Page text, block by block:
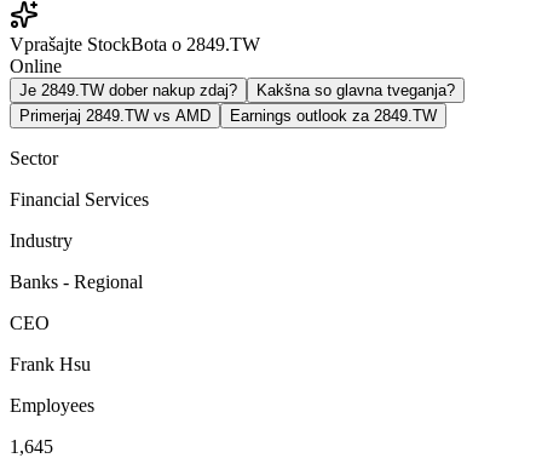
Vprašajte StockBota o 2849.TW
Online
Je 2849.TW dober nakup zdaj?
Kakšna so glavna tveganja?
Primerjaj 2849.TW vs AMD
Earnings outlook za 2849.TW
Sector
Financial Services
Industry
Banks - Regional
CEO
Frank Hsu
Employees
1,645